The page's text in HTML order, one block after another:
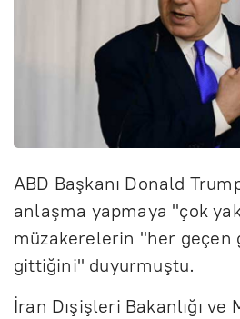
ABD Başkanı Donald
anlaşma yapmaya "çok
müzakerelerin "her geçen
gittiğini" duyurmuştu.
İran Dışişleri Bakanlığı ve